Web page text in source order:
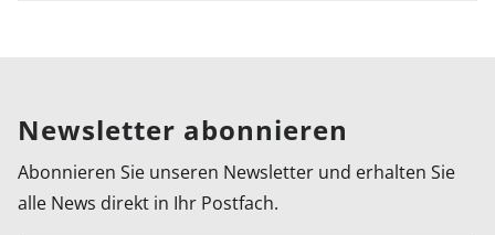
Newsletter abonnieren
Abonnieren Sie unseren Newsletter und erhalten Sie
alle News direkt in Ihr Postfach.